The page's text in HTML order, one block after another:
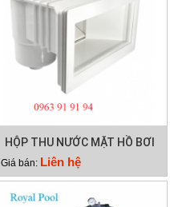
HỘP THU NƯỚC MẶT HỒ BƠI
EMAUX EM0020
Giá bán: Liên hệ